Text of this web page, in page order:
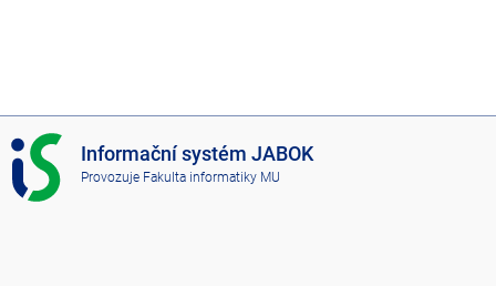
I
S
J
Informační systém JABOK
Provozuje Fakulta informatiky MU